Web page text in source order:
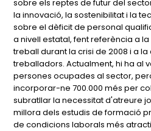
sobre els reptes de futur del
la innovació, la sostenibilitat i la
sobre el dèficit de personal
a nivell estatal, fent referència a
treball durant la crisi de 2008 i a
treballadors. Actualment, hi ha al
persones ocupades al sector,
incorporar-ne 700.000 més per
subratllar la necessitat d'atreure
millora dels estudis de formació
de condicions laborals més